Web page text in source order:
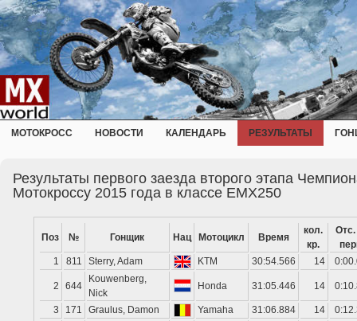
МОТОКРОСС НОВОСТИ КАЛЕНДАРЬ РЕЗУЛЬТАТЫ
Результаты первого заезда второго этапа
Мотокроссу 2015 года в классе EMX250
Поз № Гонщик Нац Мотоцикл Время
кол.
кр.
Отс.
1
811 Sterry, Adam KTM 30:54.566 14
2 644
Kouwenberg,
Nick
Honda 31:05.446 14
3 171 Graulus, Damon Yamaha 31:06.884 14